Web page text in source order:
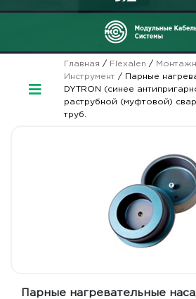
Главная / Flexalen /
Инструмент / Парные
DYTRON (синее
раструбной (муфтовой)
труб.
Парные нагревательные